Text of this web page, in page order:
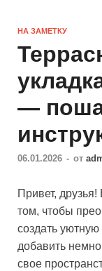
НА ЗАМЕТКУ
—
06.01.2026 - от
Привет,
том, чтобы
создать
добавить
свое